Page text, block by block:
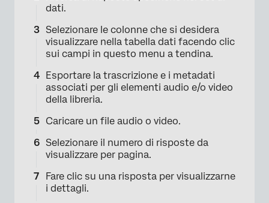
dati.
Selezionare le colonne che si desidera
visualizzare nella tabella dati facendo clic
sui campi in questo menu a tendina.
Esportare la trascrizione e i metadati
associati per gli elementi audio e/o video
della libreria.
Caricare un file audio o video.
Selezionare il numero di risposte da
visualizzare per pagina.
Fare clic su una risposta per visualizzarne
i dettagli.